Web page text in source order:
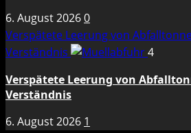
6. August 20260
Verspätete Leerung von
Verständnis
4
Verspätete Leerung von
Verständnis
6. August 2026 1